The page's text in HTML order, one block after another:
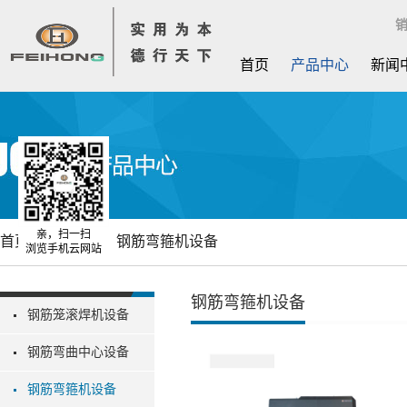
首页 产品中心 新闻
钢筋笼滚焊机设备
钢筋弯曲中心设备
钢筋弯箍机设备
首页 产品中心 钢筋弯箍机设备
钢筋弯箍机设备
亲，扫一扫
浏览手机云网站